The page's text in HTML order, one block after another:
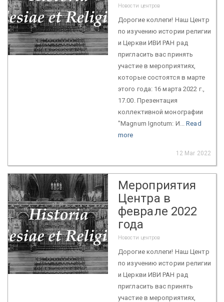
Новости центров
Дорогие коллеги! Наш Центр
по изучению истории религии
и Церкви ИВИ РАН рад
пригласить вас принять
участие в мероприятиях,
которые состоятся в марте
этого года: 16 марта 2022 г.,
17.00. Презентация
коллективной монографии
"Magnum Ignotum: И...Read
more
12 Mar 2022
Мероприятия
Центра в
феврале 2022
года
Новости центров
Дорогие коллеги! Наш Центр
по изучению истории религии
и Церкви ИВИ РАН рад
пригласить вас принять
участие в мероприятиях,